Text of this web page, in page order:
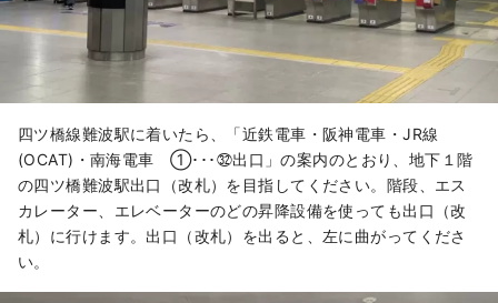
四ツ橋線難波駅に着いたら、「近鉄電車・阪神電車・JR線
(OCAT)・南海電車 ①･･･㉜出口」の案内のとおり、地下１階
の四ツ橋難波駅出口（改札）を目指してください。階段、エス
カレーター、エレベーターのどの昇降設備を使っても出口（改
札）に行けます。出口（改札）を出ると、左に曲がってくださ
い。